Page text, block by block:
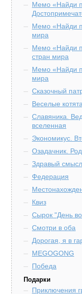
Мемо «Найди
Мемо «Найди
мира
Мемо «Найди
стран мира
Мемо «Найди
мира
Сказочный
Веселые котята
Славяника.
вселенная
Экономикус.
Озадачник.
Здравый смысл
Федерация
Квиз
Сырок "День
Смотри в оба
Дорогая, я в
MEGOGONG
Победа
Подарки
Приключения